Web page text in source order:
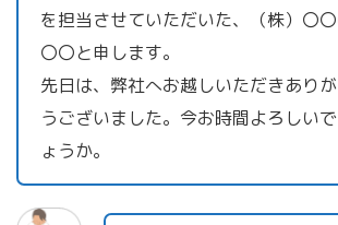
を担当させていただいた、（株）〇
〇〇と申します。
先日は、弊社へお越しいただきあり
うございました。今お時間よろしい
ょうか。